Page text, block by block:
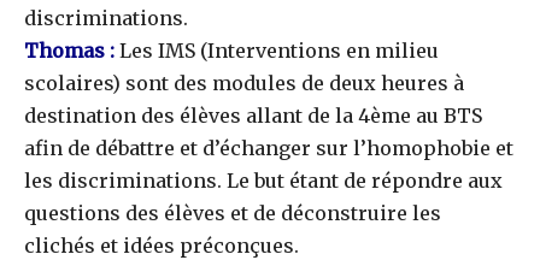
discriminations.
Thomas : Les IMS (Interventions en milieu
scolaires) sont des modules de deux heures à
destination des élèves allant de la 4ème au BTS
afin de débattre et d’échanger sur l’homophobie et
les discriminations. Le but étant de répondre aux
questions des élèves et de déconstruire les
clichés et idées préconçues.